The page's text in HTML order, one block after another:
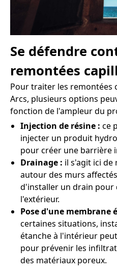
Se défendre
remontées
Pour traiter les remontées
Arcs, plusieurs options
fonction de l'ampleur du
Injection de résine : ce
injecter un produit
pour créer une barrière
Drainage : il s'agit ici de
autour des murs
d'installer un drain pour
l'extérieur.
Pose d'une membrane
certaines situations,
étanche à l'intérieur
pour prévenir les
des matériaux poreux.